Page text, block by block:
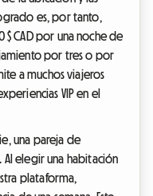
es, por tanto,
CAD por una noche de
por tres o por
a muchos viajeros
VIP en el
una pareja de
Al elegir una habitación
plataforma,